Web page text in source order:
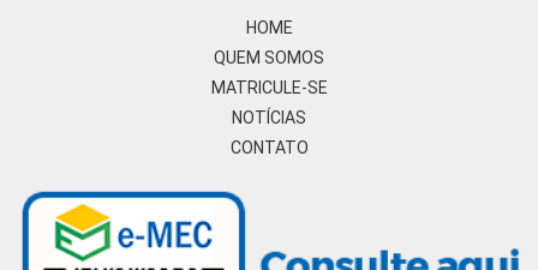
HOME
QUEM SOMOS
MATRICULE-SE
NOTÍCIAS
CONTATO